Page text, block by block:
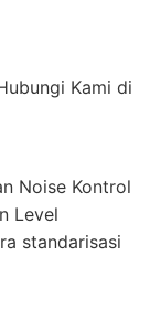
Kami di
Noise Kontrol
Level
standarisasi